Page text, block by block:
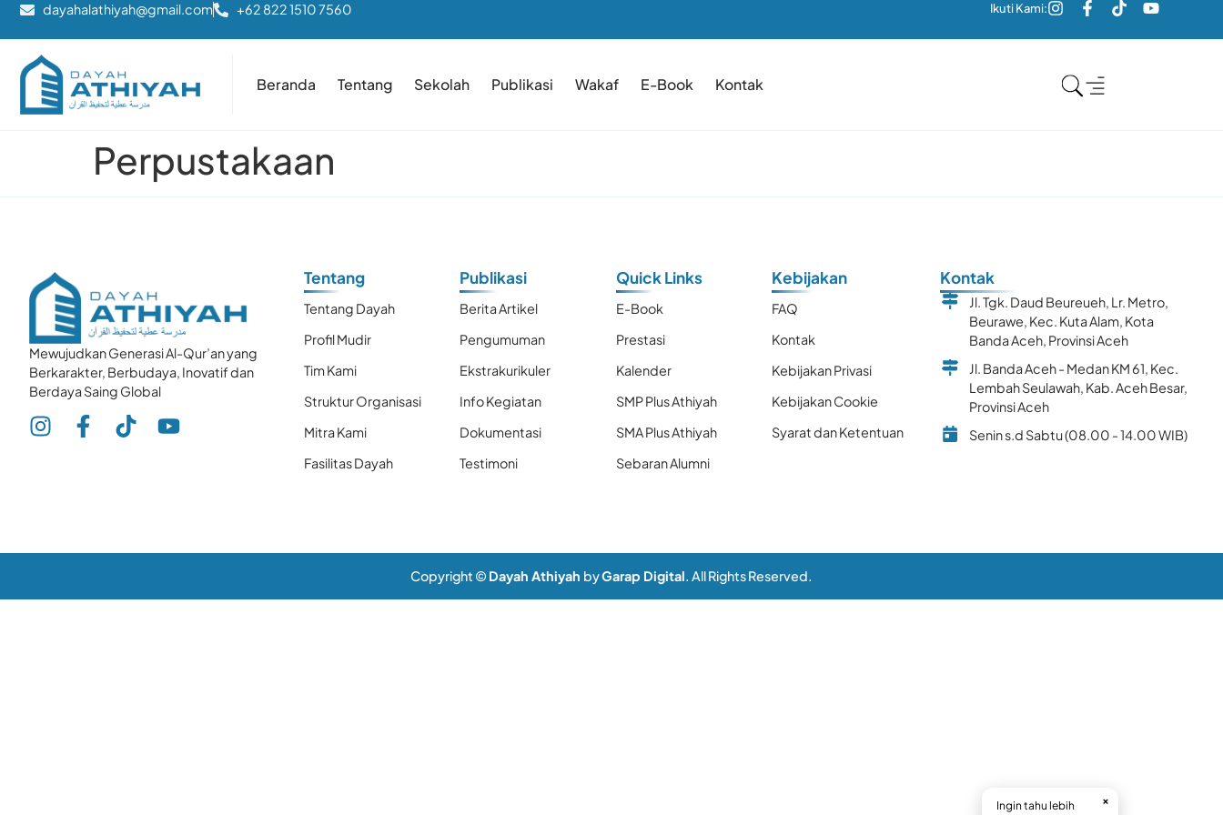
dayahalathiyah@gmail.com +62 822 1510 7560 Ikuti Kami:
Beranda Tentang Sekolah Publikasi Wakaf E-Book Kontak
Perpustakaan
Mewujudkan Generasi Al-Qur’an yang
Berkarakter, Berbudaya, Inovatif dan
Berdaya Saing Global
Tentang
Tentang Dayah
Profil Mudir
Tim Kami
Struktur Organisasi
Mitra Kami
Fasilitas Dayah
Publikasi
Berita Artikel
Pengumuman
Ekstrakurikuler
Info Kegiatan
Dokumentasi
Testimoni
Quick Links
E-Book
Prestasi
Kalender
SMP Plus Athiyah
SMA Plus Athiyah
Sebaran Alumni
Kebijakan
FAQ
Kontak
Kebijakan Privasi
Kebijakan Cookie
Syarat dan Ketentuan
Kontak
Jl. Tgk. Daud Beureueh, Lr. Metro,
Beurawe, Kec. Kuta Alam, Kota
Banda Aceh, Provinsi Aceh
Jl. Banda Aceh - Medan KM 61, Kec.
Lembah Seulawah, Kab. Aceh Besar,
Provinsi Aceh
Senin s.d Sabtu (08.00 - 14.00 WIB)
Copyright © Dayah Athiyah byGarap Digital. All Rights Reserved.
Ingin tahu lebih
×